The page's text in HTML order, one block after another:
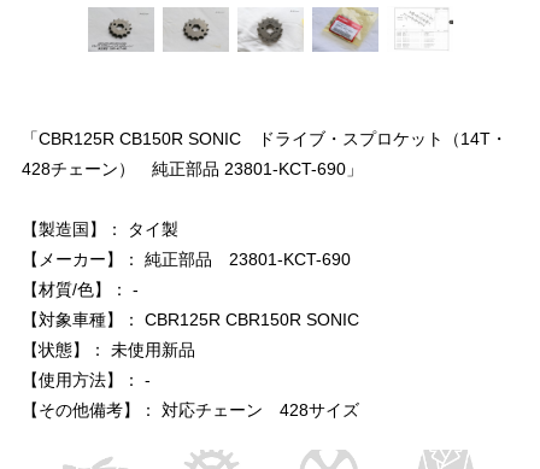
「CBR125R CB150R SONIC ドライブ・スプロケット（14T・
428チェーン） 純正部品 23801-KCT-690」
【製造国】： タイ製
【メーカー】： 純正部品 23801-KCT-690
【材質/色】： -
【対象車種】： CBR125R CBR150R SONIC
【状態】： 未使用新品
【使用方法】： -
【その他備考】： 対応チェーン 428サイズ